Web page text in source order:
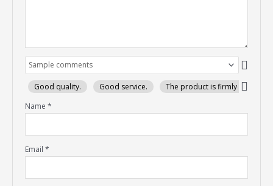
Good quality. Good service.
The product is firmly packed.
Name*
Email*